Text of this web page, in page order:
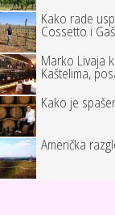
Kako rade
Cossetto i
Marko Livaja
Kaštelima,
Kako je
Američka